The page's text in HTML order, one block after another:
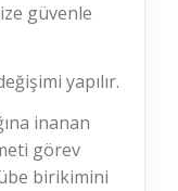
güvenle
yapılır.
inanan
görev
birikimini